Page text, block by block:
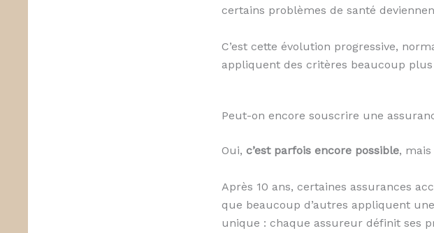
certains problèmes de santé
C’est cette évolution progressive,
appliquent des critères beaucoup
Peut-on encore souscrire une
Oui, c’est parfois encore possible, mais
Après 10 ans, certaines assurances
que beaucoup d’autres appliquent
unique : chaque assureur définit ses